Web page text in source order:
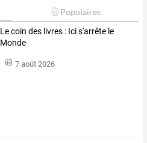
Populaires
Le coin des livres : Ici s'arrête le
Monde
7 août 2026